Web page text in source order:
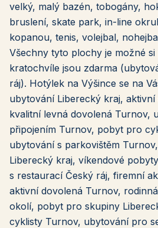
velký, malý bazén, tobogány,
bruslení, skate park, in-line
kopanou, tenis, volejbal,
Všechny tyto plochy je možné
kratochvíle jsou zdarma
ráj). Hotýlek na Výšince se na
ubytování Liberecký kraj,
kvalitní levná dovolená Turnov,
připojením Turnov, pobyt pro
ubytování s parkovištěm
Liberecký kraj, víkendové
s restaurací Český ráj, firemní
aktivní dovolená Turnov,
okolí, pobyt pro skupiny
cyklisty Turnov, ubytování pro